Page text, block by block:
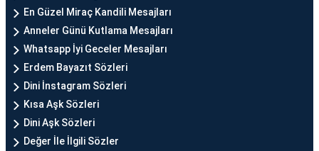
En Güzel Miraç Kandili Mesajları
Anneler Günü Kutlama Mesajları
Whatsapp İyi Geceler Mesajları
Erdem Bayazıt Sözleri
Dini İnstagram Sözleri
Kısa Aşk Sözleri
Dini Aşk Sözleri
Değer İle İlgili Sözler